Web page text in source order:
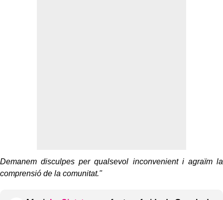
Demanem disculpes per qualsevol inconvenient i agraïm la
comprensió de la comunitat."